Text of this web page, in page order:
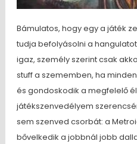
Bámulatos, hogy egy a játék
tudja befolyásolni a
igaz, személy szerint csak
stuff a szememben, ha
és gondoskodik a megfelelő
játékszenvedélyem
sem szenved csorbát: a
bővelkedik a jobbnál jobb